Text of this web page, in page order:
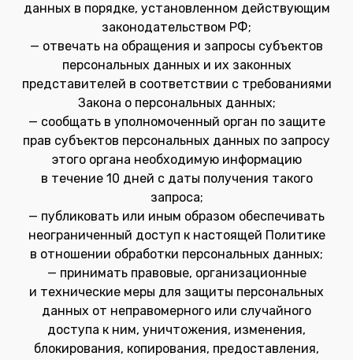
данных в порядке, установленном действующим
законодательством РФ;
— отвечать на обращения и запросы субъектов
персональных данных и их законных
представителей в соответствии с требованиями
Закона о персональных данных;
— сообщать в уполномоченный орган по защите
прав субъектов персональных данных по запросу
этого органа необходимую информацию
в течение 10 дней с даты получения такого
запроса;
— публиковать или иным образом обеспечивать
неограниченный доступ к настоящей Политике
в отношении обработки персональных данных;
— принимать правовые, организационные
и технические меры для защиты персональных
данных от неправомерного или случайного
доступа к ним, уничтожения, изменения,
блокирования, копирования, предоставления,